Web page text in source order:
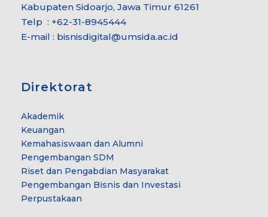
Kabupaten Sidoarjo, Jawa Timur 61261
Telp : +62-31-8945444
E-mail : bisnisdigital@umsida.ac.id
Direktorat
Akademik
Keuangan
Kemahasiswaan dan Alumni
Pengembangan SDM
Riset dan Pengabdian Masyarakat
Pengembangan Bisnis dan Investasi
Perpustakaan